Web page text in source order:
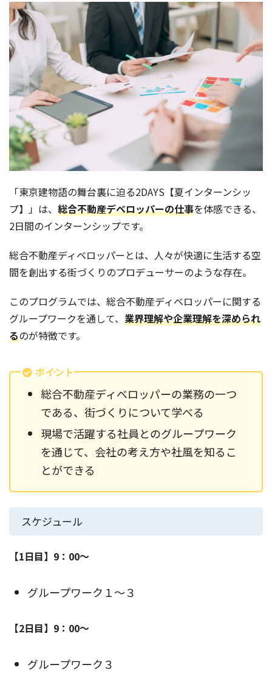
「東京建物語の舞台裏に迫る2DAYS【夏インターンシッ
プ】」は、 総合不動産デベロッパーの仕事を体感できる、
2日間のインターンシップです。
総合不動産ディベロッパーとは、人々が快適に生活する空
間を創出する街づくりのプロデューサーのような存在。
このプログラムでは、総合不動産ディベロッパーに関する
グループワークを通して、 業界理解や企業理解を深められ
るのが特徴です。
ポイント
総合不動産ディベロッパーの業務の一つ
である、街づくりについて学べる
現場で活躍する社員とのグループワーク
を通じて、会社の考え方や社風を知るこ
とができる
スケジュール
【1日目】9：00～
グループワーク１～３
【2日目】9：00～
グループワーク３